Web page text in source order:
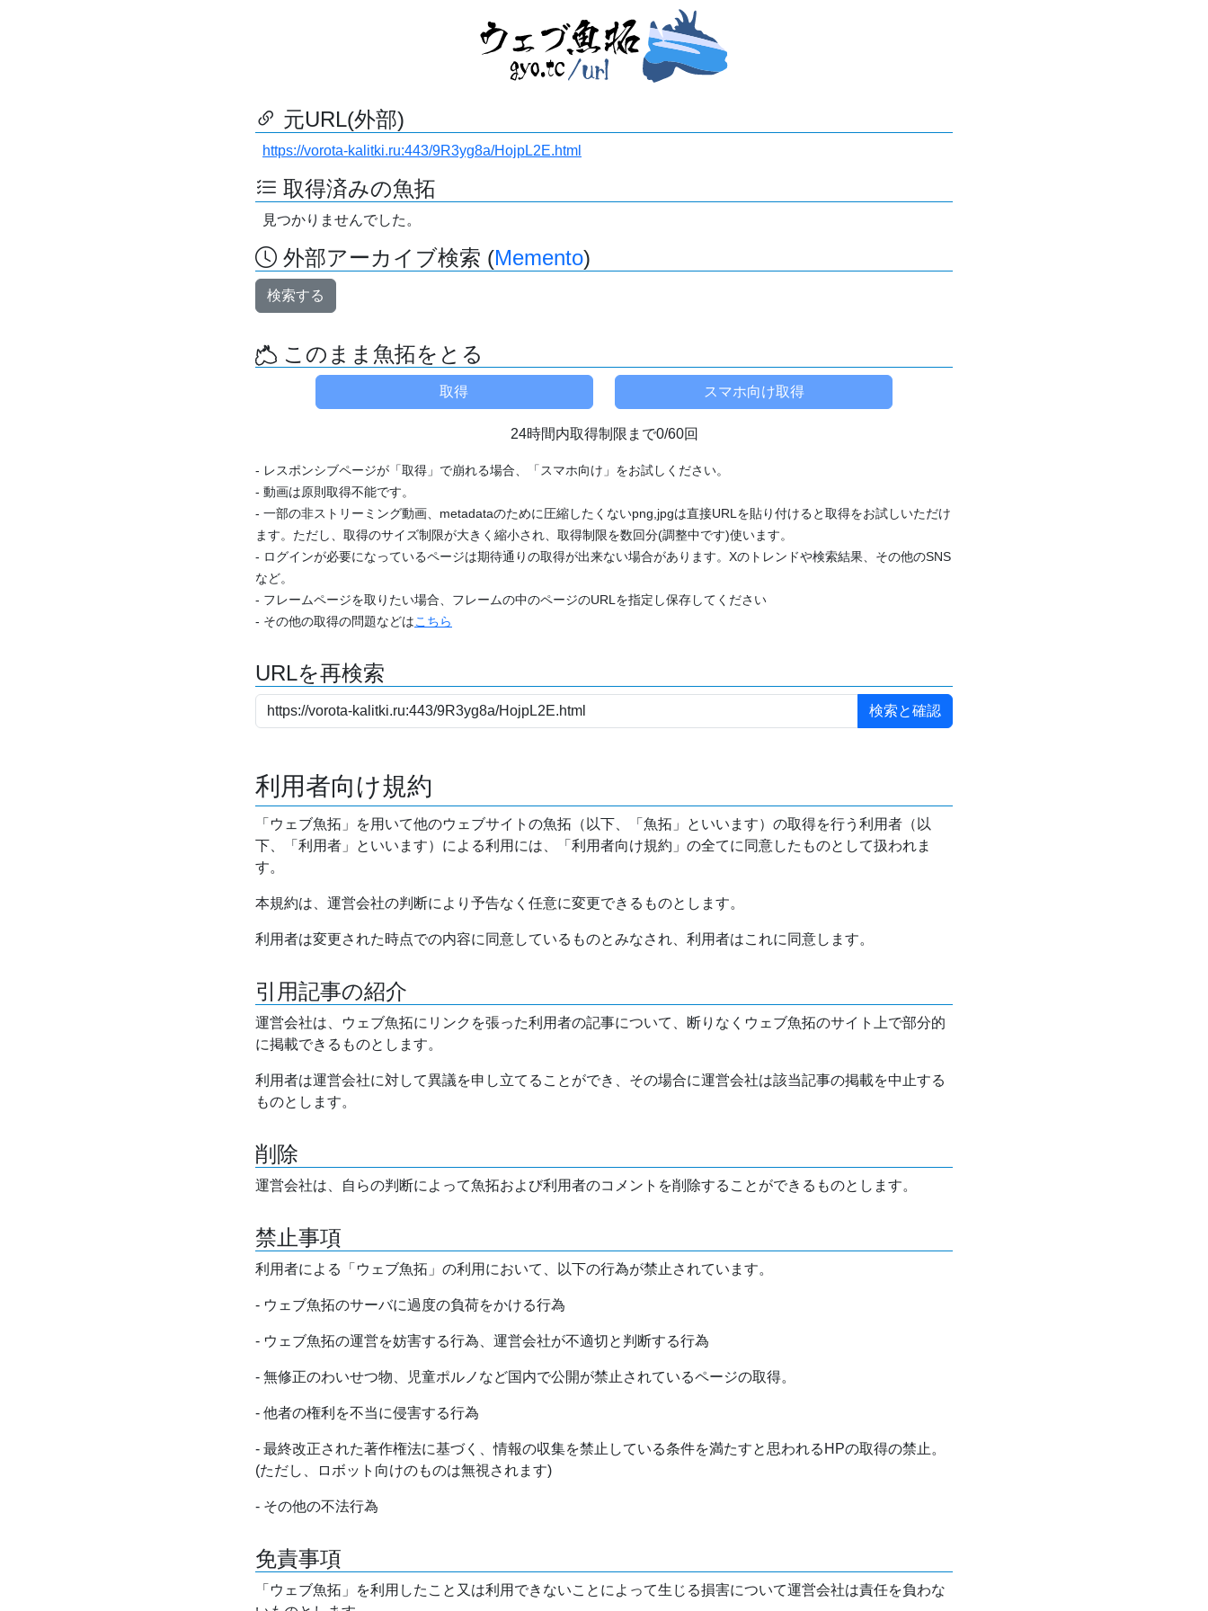
元URL(外部)
https://vorota-kalitki.ru:443/9R3yg8a/HojpL2E.html
取得済みの魚拓
見つかりませんでした。
外部アーカイブ検索 (Memento)
検索する
このまま魚拓をとる
24時間内取得制限まで0/60回
- レスポンシブページが「取得」で崩れる場合、「スマホ向け」をお試しください。
- 動画は原則取得不能です。
- 一部の非ストリーミング動画、metadataのために圧縮したくないpng,jpgは直接URLを貼り付けると取得をお試しいただけ
ます。ただし、取得のサイズ制限が大きく縮小され、取得制限を数回分(調整中です)使います。
- ログインが必要になっているページは期待通りの取得が出来ない場合があります。Xのトレンドや検索結果、その他のSNS
など。
- フレームページを取りたい場合、フレームの中のページのURLを指定し保存してください
- その他の取得の問題などはこちら
URLを再検索
利用者向け規約
「ウェブ魚拓」を用いて他のウェブサイトの魚拓（以下、「魚拓」といいます）の取得を行う利用者（以
下、「利用者」といいます）による利用には、「利用者向け規約」の全てに同意したものとして扱われま
す。
本規約は、運営会社の判断により予告なく任意に変更できるものとします。
利用者は変更された時点での内容に同意しているものとみなされ、利用者はこれに同意します。
引用記事の紹介
運営会社は、ウェブ魚拓にリンクを張った利用者の記事について、断りなくウェブ魚拓のサイト上で部分的
に掲載できるものとします。
利用者は運営会社に対して異議を申し立てることができ、その場合に運営会社は該当記事の掲載を中止する
ものとします。
削除
運営会社は、自らの判断によって魚拓および利用者のコメントを削除することができるものとします。
禁止事項
利用者による「ウェブ魚拓」の利用において、以下の行為が禁止されています。
- ウェブ魚拓のサーバに過度の負荷をかける行為
- ウェブ魚拓の運営を妨害する行為、運営会社が不適切と判断する行為
- 無修正のわいせつ物、児童ポルノなど国内で公開が禁止されているページの取得。
- 他者の権利を不当に侵害する行為
- 最終改正された著作権法に基づく、情報の収集を禁止している条件を満たすと思われるHPの取得の禁止。
(ただし、ロボット向けのものは無視されます)
- その他の不法行為
免責事項
「ウェブ魚拓」を利用したこと又は利用できないことによって生じる損害について運営会社は責任を負わな